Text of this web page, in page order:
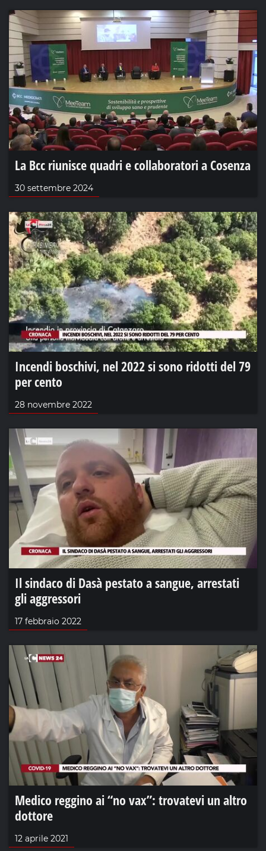
La Bcc riunisce quadri e collaboratori a Cosenza
30 settembre 2024
Incendi boschivi, nel 2022 si sono ridotti del 79
per cento
28 novembre 2022
Il sindaco di Dasà pestato a sangue, arrestati
gli aggressori
17 febbraio 2022
Medico reggino ai “no vax”: trovatevi un altro
dottore
12 aprile 2021